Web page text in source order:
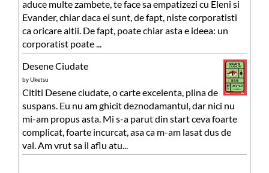
aduce multe zambete, te face sa empatizezi cu Eleni si
Evander, chiar daca ei sunt, de fapt, niste corporatisti
ca oricare altii. De fapt, poate chiar asta e ideea: un
corporatist poate ...
Desene Ciudate
byUketsu
Cititi Desene ciudate, o carte excelenta, plina de
suspans. Eu nu am ghicit deznodamantul, dar nici nu
mi-am propus asta. Mi s-a parut din start ceva foarte
complicat, foarte incurcat, asa ca m-am lasat dus de
val. Am vrut sa il aflu atu...